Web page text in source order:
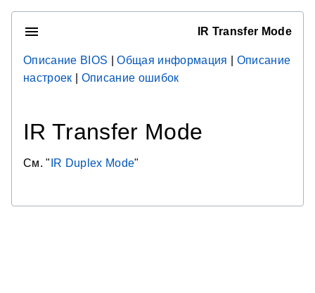
IR Transfer Mode
Описание BIOS |Общая информация
Описание
настроек
Описание ошибок
IR Transfer Mode
См. " IR Duplex Mode"